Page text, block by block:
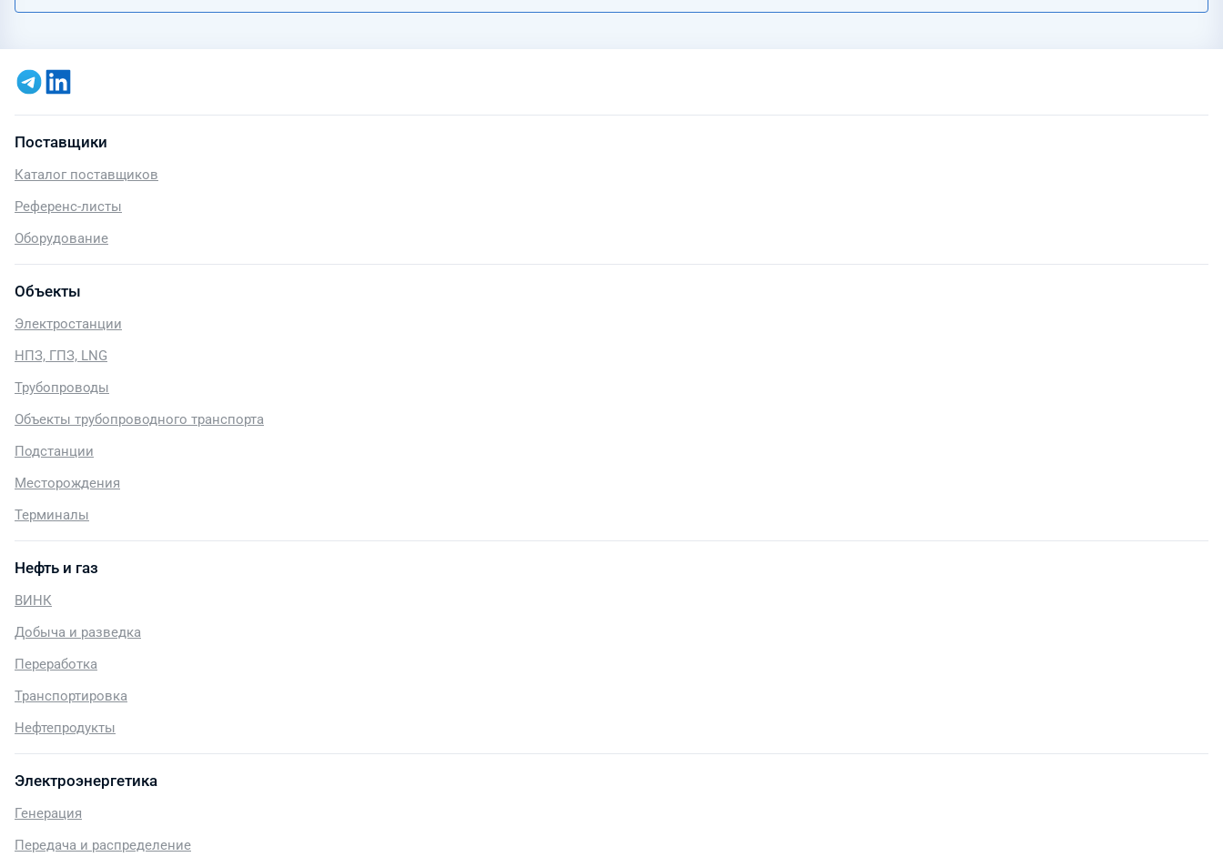
Поставщики
Каталог поставщиков
Референс-листы
Оборудование
Объекты
Электростанции
НПЗ, ГПЗ, LNG
Трубопроводы
Объекты трубопроводного транспорта
Подстанции
Месторождения
Терминалы
Нефть и газ
ВИНК
Добыча и разведка
Переработка
Транспортировка
Нефтепродукты
Электроэнергетика
Генерация
Передача и распределение